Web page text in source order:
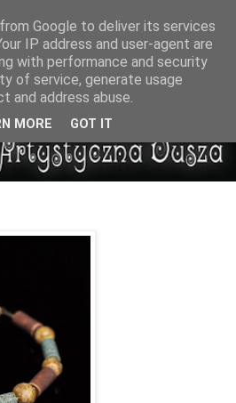
Google to deliver its services
IP address and user-agent are
with performance and security
of service, generate usage
and address abuse.
MORE GOT IT